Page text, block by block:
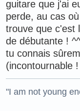
guitare que j'ai
perde, au cas
trouve que c'est
de débutante ! ^^
tu connais
(incontournable
"I am not young